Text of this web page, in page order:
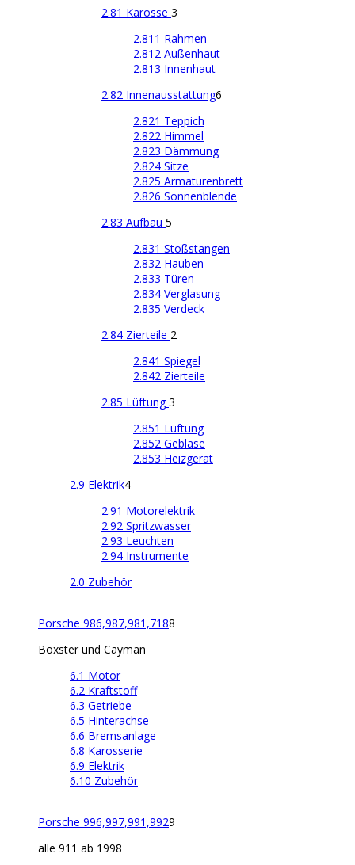
2.81 Karosse 3
2.811 Rahmen
2.812 Außenhaut
2.813 Innenhaut
2.82 Innenausstattung6
2.821 Teppich
2.822 Himmel
2.823 Dämmung
2.824 Sitze
2.825 Armaturenbrett
2.826 Sonnenblende
2.83 Aufbau 5
2.831 Stoßstangen
2.832 Hauben
2.833 Türen
2.834 Verglasung
2.835 Verdeck
2.84 Zierteile 2
2.841 Spiegel
2.842 Zierteile
2.85 Lüftung3
2.851 Lüftung
2.852 Gebläse
2.853 Heizgerät
2.9 Elektrik4
2.91 Motorelektrik
2.92 Spritzwasser
2.93 Leuchten
2.94 Instrumente
2.0 Zubehör
Porsche 986,987,981,7188
Boxster und Cayman
6.1 Motor
6.2 Kraftstoff
6.3 Getriebe
6.5 Hinterachse
6.6 Bremsanlage
6.8 Karosserie
6.9 Elektrik
6.10 Zubehör
Porsche 996,997,991,9929
alle 911 ab 1998